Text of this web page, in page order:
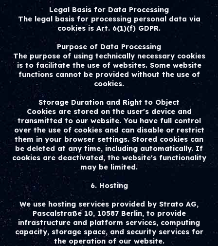
Legal Basis for Data Processing
The legal basis for processing personal data via
cookies is Art. 6(1)(f) GDPR.
Purpose of Data Processing
The purpose of using technically necessary cookies
is to facilitate the use of websites. Some website
functions cannot be provided without the use of
cookies.
Storage Duration and Right to Object
Cookies are stored on the user's device and
transmitted to our website. You have full control
over the use of cookies and can disable or restrict
them in your browser settings. Stored cookies can
be deleted at any time, including automatically. If
cookies are deactivated, the website's functionality
may be limited.
6. Hosting
We use hosting services provided by Strato AG,
Pascalstraße 10, 10587 Berlin, to provide
infrastructure and platform services, computing
capacity, storage space, and security services for
the operation of our website.